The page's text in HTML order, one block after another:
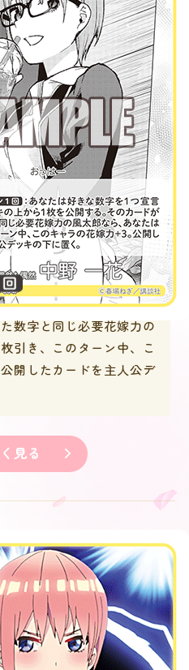
：あなたは好きな数字
キの上から１枚を公開す
数字と同じ必要花嫁力の
引き、このターン中、こ
開したカードを主人公デ
見る